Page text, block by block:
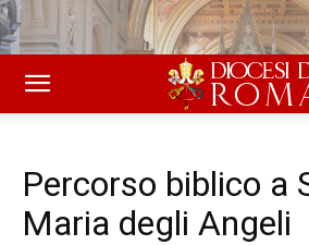
Percorso biblico a
Maria degli Angeli